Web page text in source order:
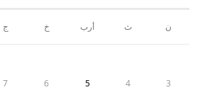
ن ث أرب خ ج
3
4
5
6
7